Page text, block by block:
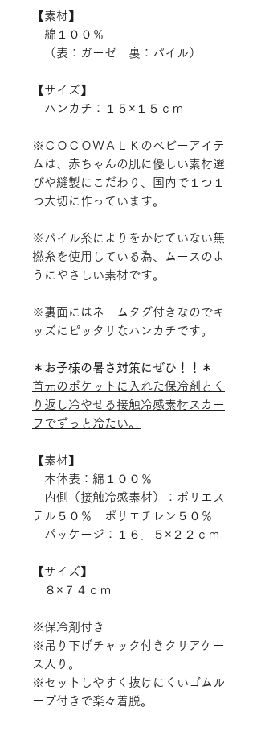
【素材】
綿１００％
（表：ガーゼ 裏：パイル）
【サイズ】
ハンカチ：１５×１５ｃｍ
※ＣＯＣＯＷＡＬＫのベビーアイテ
ムは、赤ちゃんの肌に優しい素材選
びや縫製にこだわり、国内で１つ１
つ大切に作っています。
※パイル糸によりをかけていない無
撚糸を使用している為、ムースのよ
うにやさしい素材です。
※裏面にはネームタグ付きなのでキ
ッズにピッタリなハンカチです。
＊お子様の暑さ対策にぜひ！！＊
首元のポケットに入れた保冷剤とく
り返し冷やせる接触冷感素材スカー
フでずっと冷たい。
【素材】
本体表：綿１００％
内側（接触冷感素材）：ポリエス
テル５０％ ポリエチレン５０％
パッケージ：１６．５×２２ｃｍ
【サイズ】
８×７４ｃｍ
※保冷剤付き
※吊り下げチャック付きクリアケー
ス入り。
※セットしやすく抜けにくいゴムル
ープ付きで楽々着脱。